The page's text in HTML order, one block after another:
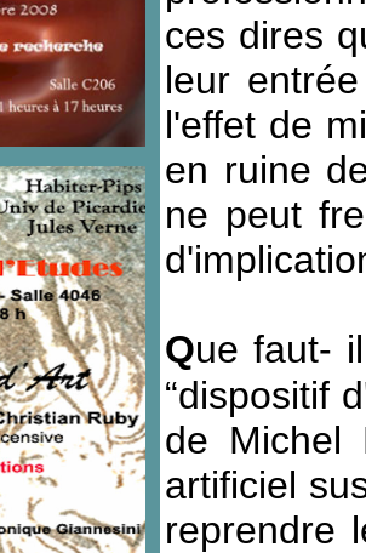
ces dires
leur
l'effet de
en ruine
ne peut
Que faut-
“dispositif
de Michel
artificiel
reprendre